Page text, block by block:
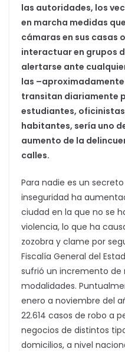
las autoridades, los
en marcha medidas
cámaras en sus casas
interactuar en grupos
alertarse ante
las
transitan diariamente
estudiantes,
habitantes, sería uno
aumento de la
calles.
Para nadie es un
inseguridad ha
ciudad en la que no se
violencia, lo que ha
zozobra y clame por
Fiscalía General del
sufrió un incremento de
modalidades.
enero a noviembre del
22.614 casos de robo a
negocios de distintos
domicilios, a nivel